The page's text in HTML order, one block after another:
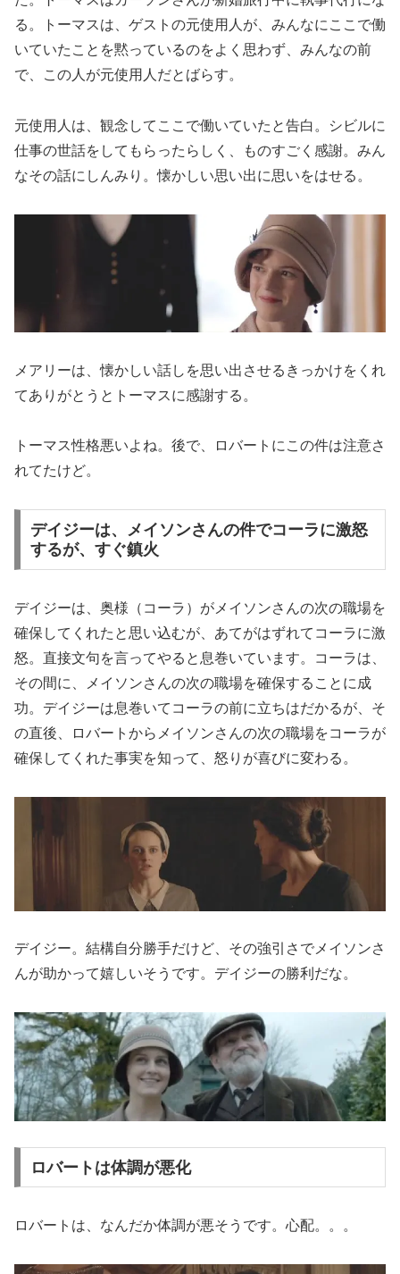
る。トーマスは、ゲストの元使用人が、みんなにここで働
いていたことを黙っているのをよく思わず、みんなの前
で、この人が元使用人だとばらす。
元使用人は、観念してここで働いていたと告白。シビルに
仕事の世話をしてもらったらしく、ものすごく感謝。みん
なその話にしんみり。懐かしい思い出に思いをはせる。
メアリーは、懐かしい話しを思い出させるきっかけをくれ
てありがとうとトーマスに感謝する。
トーマス性格悪いよね。後で、ロバートにこの件は注意さ
れてたけど。
デイジーは、メイソンさんの件でコーラに激怒
するが、すぐ鎮火
デイジーは、奥様（コーラ）がメイソンさんの次の職場を
確保してくれたと思い込むが、あてがはずれてコーラに激
怒。直接文句を言ってやると息巻いています。コーラは、
その間に、メイソンさんの次の職場を確保することに成
功。デイジーは息巻いてコーラの前に立ちはだかるが、そ
の直後、ロバートからメイソンさんの次の職場をコーラが
確保してくれた事実を知って、怒りが喜びに変わる。
デイジー。結構自分勝手だけど、その強引さでメイソンさ
んが助かって嬉しいそうです。デイジーの勝利だな。
ロバートは体調が悪化
ロバートは、なんだか体調が悪そうです。心配。。。